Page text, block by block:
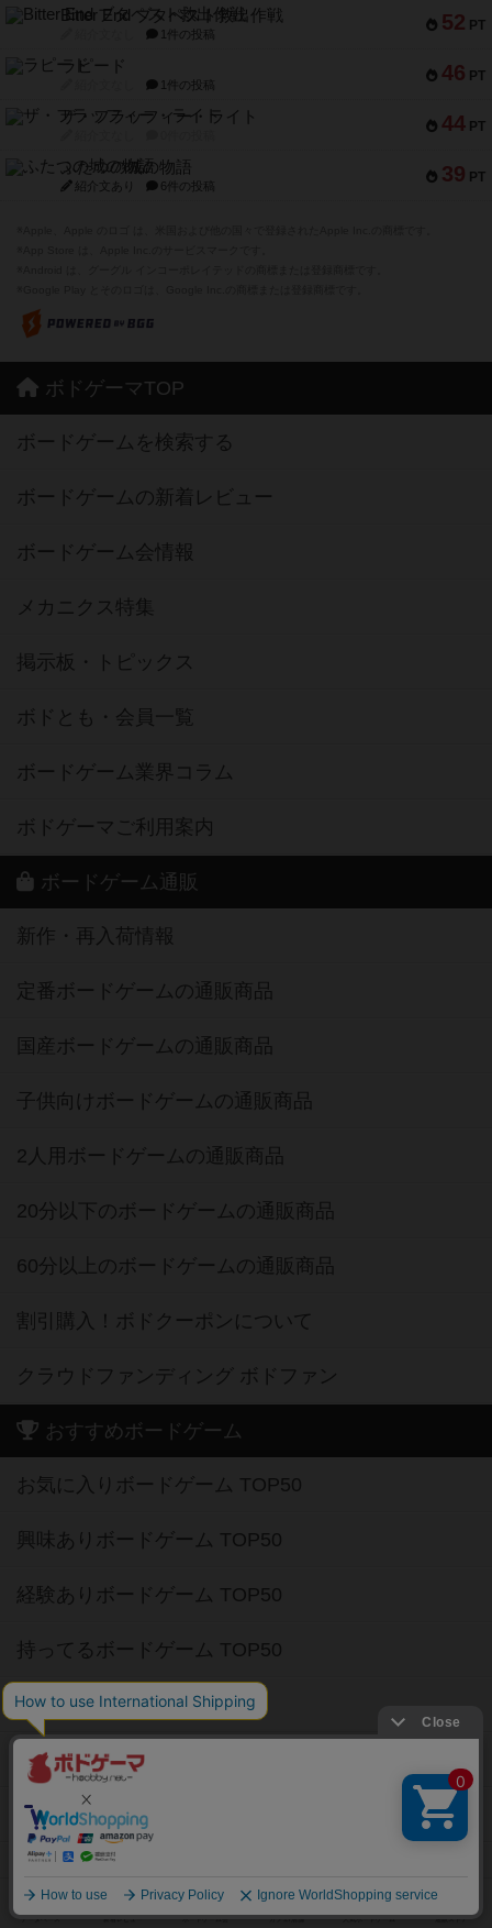
52 PT
Bitter End ブタペスト救出作戦
1件の投稿
46 PT
ラピード
1件の投稿
44 PT
ザ・フラッフィー・ライト
39 PT
ふたつの城の物語
紹介文あり 6件の投稿
ボドゲーマTOP
ボードゲームを検索する
ボードゲームの新着レビュー
ボードゲーム会情報
メカニクス特集
掲示板・トピックス
ボドとも・会員一覧
ボードゲーム業界コラム
ボドゲーマご利用案内
ボードゲーム通販
新作・再入荷情報
定番ボードゲームの通販商品
国産ボードゲームの通販商品
子供向けボードゲームの通販商品
2人用ボードゲームの通販商品
20分以下のボードゲームの通販商品
60分以上のボードゲームの通販商品
割引購入！ボドクーポンについて
クラウドファンディング ボドファン
おすすめボードゲーム
お気に入りボードゲーム TOP50
興味ありボードゲーム TOP50
経験ありボードゲーム TOP50
持ってるボードゲーム TOP50
高評価ボードゲーム TOP50
2人用ボードゲーム TOP50
3～4人用ボードゲーム TOP50